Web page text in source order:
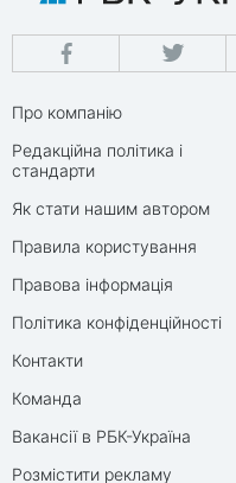
Про компанію
Редакційна політика і
стандарти
Як стати нашим автором
Правила користування
Правова інформація
Політика конфіденційності
Контакти
Команда
Вакансії в РБК-Україна
Розмістити рекламу